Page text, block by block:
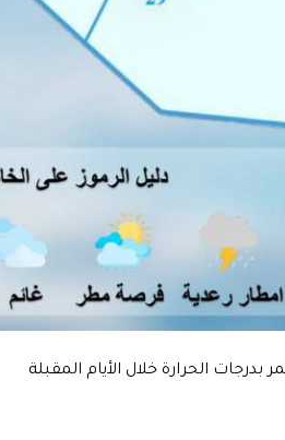
الحرارة خلال الأيام المقبلة